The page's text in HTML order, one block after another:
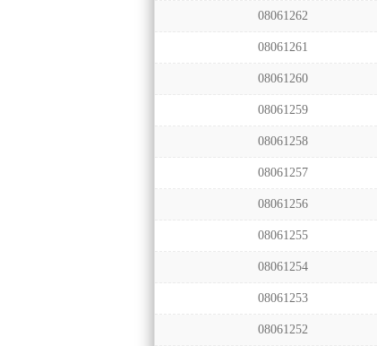
08061262
08061261
08061260
08061259
08061258
08061257
08061256
08061255
08061254
08061253
08061252